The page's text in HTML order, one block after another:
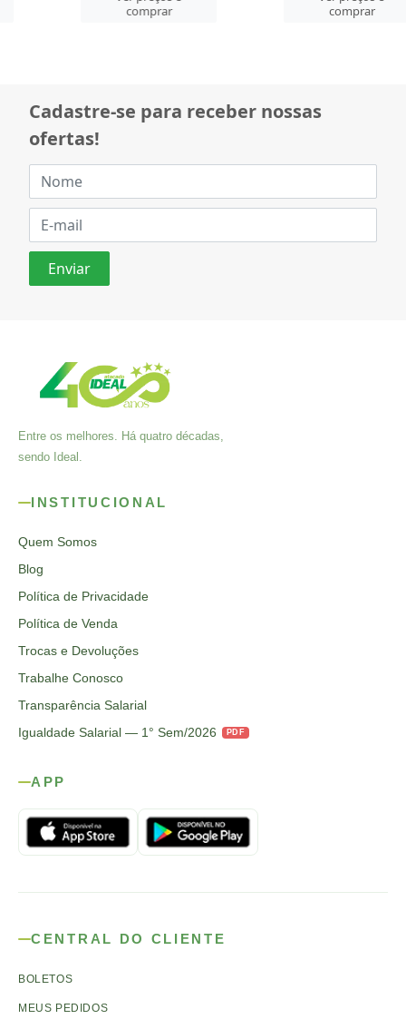
Cadastre-se para receber nossas
ofertas!
Entre os melhores. Há quatro décadas,
sendo Ideal.
INSTITUCIONAL
Quem Somos
Blog
Política de Privacidade
Política de Venda
Trocas e Devoluções
Trabalhe Conosco
Transparência Salarial
Igualdade Salarial — 1° Sem/2026
PDF
APP
CENTRAL DO CLIENTE
BOLETOS
MEUS PEDIDOS